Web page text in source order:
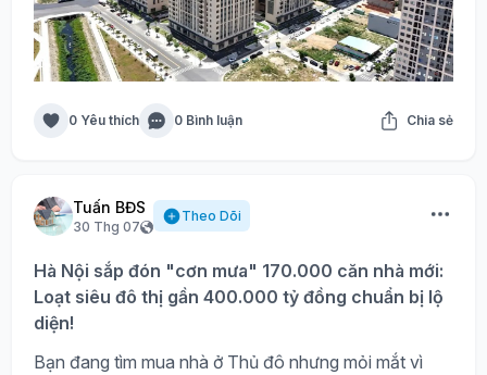
0 Yêu thích 0 Bình luận Chia sẻ
Tuấn BĐS
30 Thg 07
Theo Dõi
Hà Nội sắp đón "cơn mưa" 170.000 căn nhà mới:
Loạt siêu đô thị gần 400.000 tỷ đồng chuẩn bị lộ
diện!
Bạn đang tìm mua nhà ở Thủ đô nhưng mỏi mắt vì